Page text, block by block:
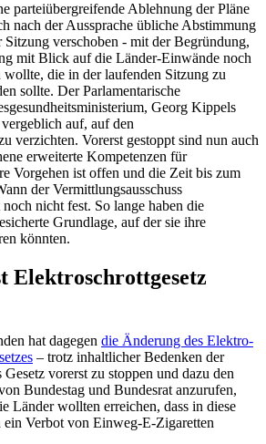
parteiübergreifende Ablehnung der Pläne
nach der Aussprache übliche Abstimmung
Sitzung verschoben - mit der Begründung,
mit Blick auf die Länder-Einwände noch
die in der laufenden Sitzung zu
sollte. Der Parlamentarische
Georg Kippels
auf, auf den
verzichten. Vorerst gestoppt sind nun auch
erweiterte Kompetenzen für
Vorgehen ist offen und die Zeit bis zum
der Vermittlungsausschuss
nicht fest. So lange haben die
Grundlage, auf der sie ihre
könnten.
Elektroschrottgesetz
hat dagegen die Änderung des Elektro-
– trotz inhaltlicher Bedenken der
vorerst zu stoppen und dazu den
Bundestag und Bundesrat anzurufen,
Länder wollten erreichen, dass in diese
ein Verbot von Einweg-E-Zigaretten